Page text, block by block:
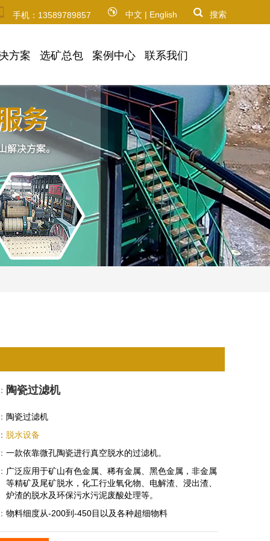
搜索
手机：13589789857 中文 | English
方案 选矿总包 案例中心 联系我们
陶瓷过滤机
陶瓷过滤机
脱水设备
一款依靠微孔陶瓷进行真空脱水的过滤机。
广泛应用于矿山有色金属、稀有金属、黑色金属，非金属
等精矿及尾矿脱水，化工行业氧化物、电解渣、浸出渣、
炉渣的脱水及环保污水污泥废酸处理等。
物料细度从-200到-450目以及各种超细物料